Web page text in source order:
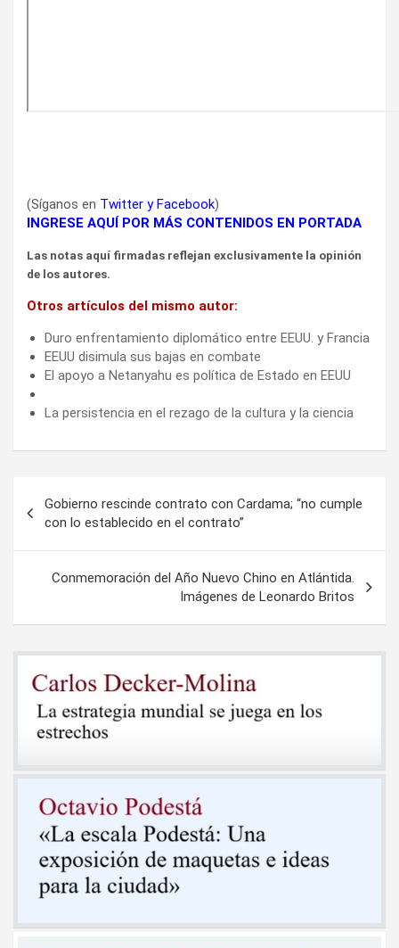
(Síganos en Twitter yFacebook)
INGRESE AQUÍ POR MÁS CONTENIDOS EN PORTADA
Las notas aquí firmadas reflejan exclusivamente la opinión
de los autores.
Otros artículos del mismo autor:
Duro enfrentamiento diplomático entre EEUU. y Francia
EEUU disimula sus bajas en combate
El apoyo a Netanyahu es política de Estado en EEUU
La persistencia en el rezago de la cultura y la ciencia
de
entradas
Gobierno rescinde contrato con Cardama; “no cumple
con lo establecido en el contrato”
Conmemoración del Año Nuevo Chino en Atlántida.
Imágenes de Leonardo Britos